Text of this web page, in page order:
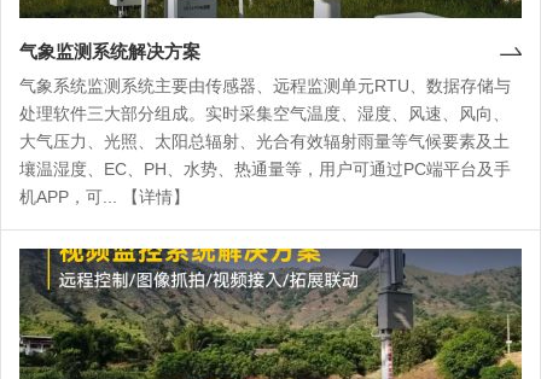
气象监测系统解决方案
气象系统监测系统主要由传感器、远程监测单元RTU、数据存储与
处理软件三大部分组成。实时采集空气温度、湿度、风速、风向、
大气压力、光照、太阳总辐射、光合有效辐射雨量等气候要素及土
壤温湿度、EC、PH、水势、热通量等，用户可通过PC端平台及手
机APP，可... 【详情】